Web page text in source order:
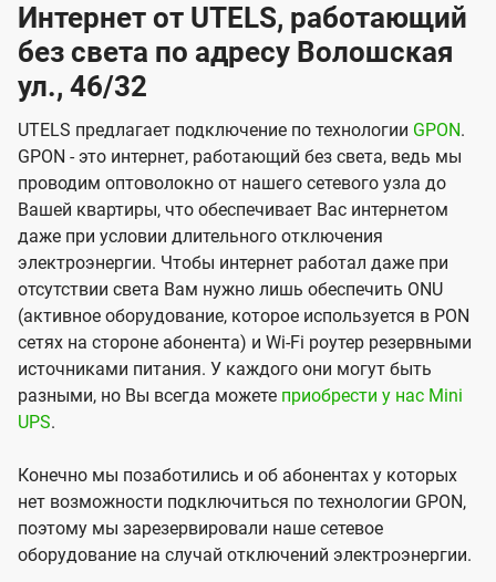
Интернет от UTELS, работающий
без света по адресу Волошская
ул., 46/32
UTELS предлагает подключение по технологии GPON.
GPON - это интернет, работающий без света, ведь мы
проводим оптоволокно от нашего сетевого узла до
Вашей квартиры, что обеспечивает Вас интернетом
даже при условии длительного отключения
электроэнергии. Чтобы интернет работал даже при
отсутствии света Вам нужно лишь обеспечить ONU
(активное оборудование, которое используется в PON
сетях на стороне абонента) и Wi-Fi роутер резервными
источниками питания. У каждого они могут быть
разными, но Вы всегда можете приобрести у нас Mini
UPS.
Конечно мы позаботились и об абонентах у которых
нет возможности подключиться по технологии GPON,
поэтому мы зарезервировали наше сетевое
оборудование на случай отключений электроэнергии.